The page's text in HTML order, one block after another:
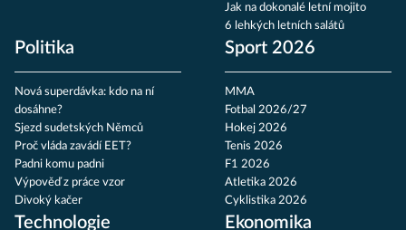
Jak na dokonalé letní mojito
6 lehkých letních salátů
Politika
Nová superdávka: kdo na ní
dosáhne?
Sjezd sudetských Němců
Proč vláda zavádí EET?
Padni komu padni
Výpověď z práce vzor
Divoký kačer
Sport 2026
MMA
Fotbal 2026/27
Hokej 2026
Tenis 2026
F1 2026
Atletika 2026
Cyklistika 2026
Technologie Ekonomika